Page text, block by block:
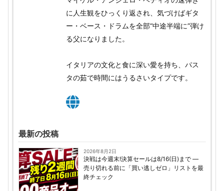
に人生観をひっくり返され、気づけばギタ
ー・ベース・ドラムを全部“中途半端に”弾け
る父になりました。
イタリアの文化と食に深い愛を持ち、パス
タの茹で時間にはうるさいタイプです。
最新の投稿
2026年8月2日
決戦は今週末!決算セールは8/16(日)まで ―
売り切れる前に「買い逃しゼロ」リストを最
終チェック